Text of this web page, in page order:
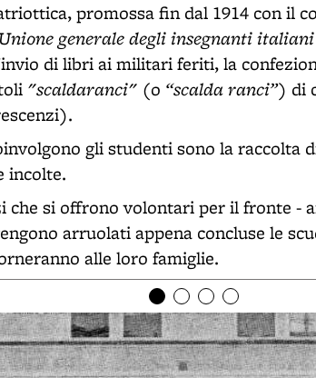
promossa fin dal 1914 con il
Unione generale degli insegnanti
di libri ai militari feriti, la
"scaldaranci" (o “scalda ranci”) di
gli studenti sono la raccolta
incolte.
che si offrono volontari per il fronte -
arruolati appena concluse le
alle loro famiglie.